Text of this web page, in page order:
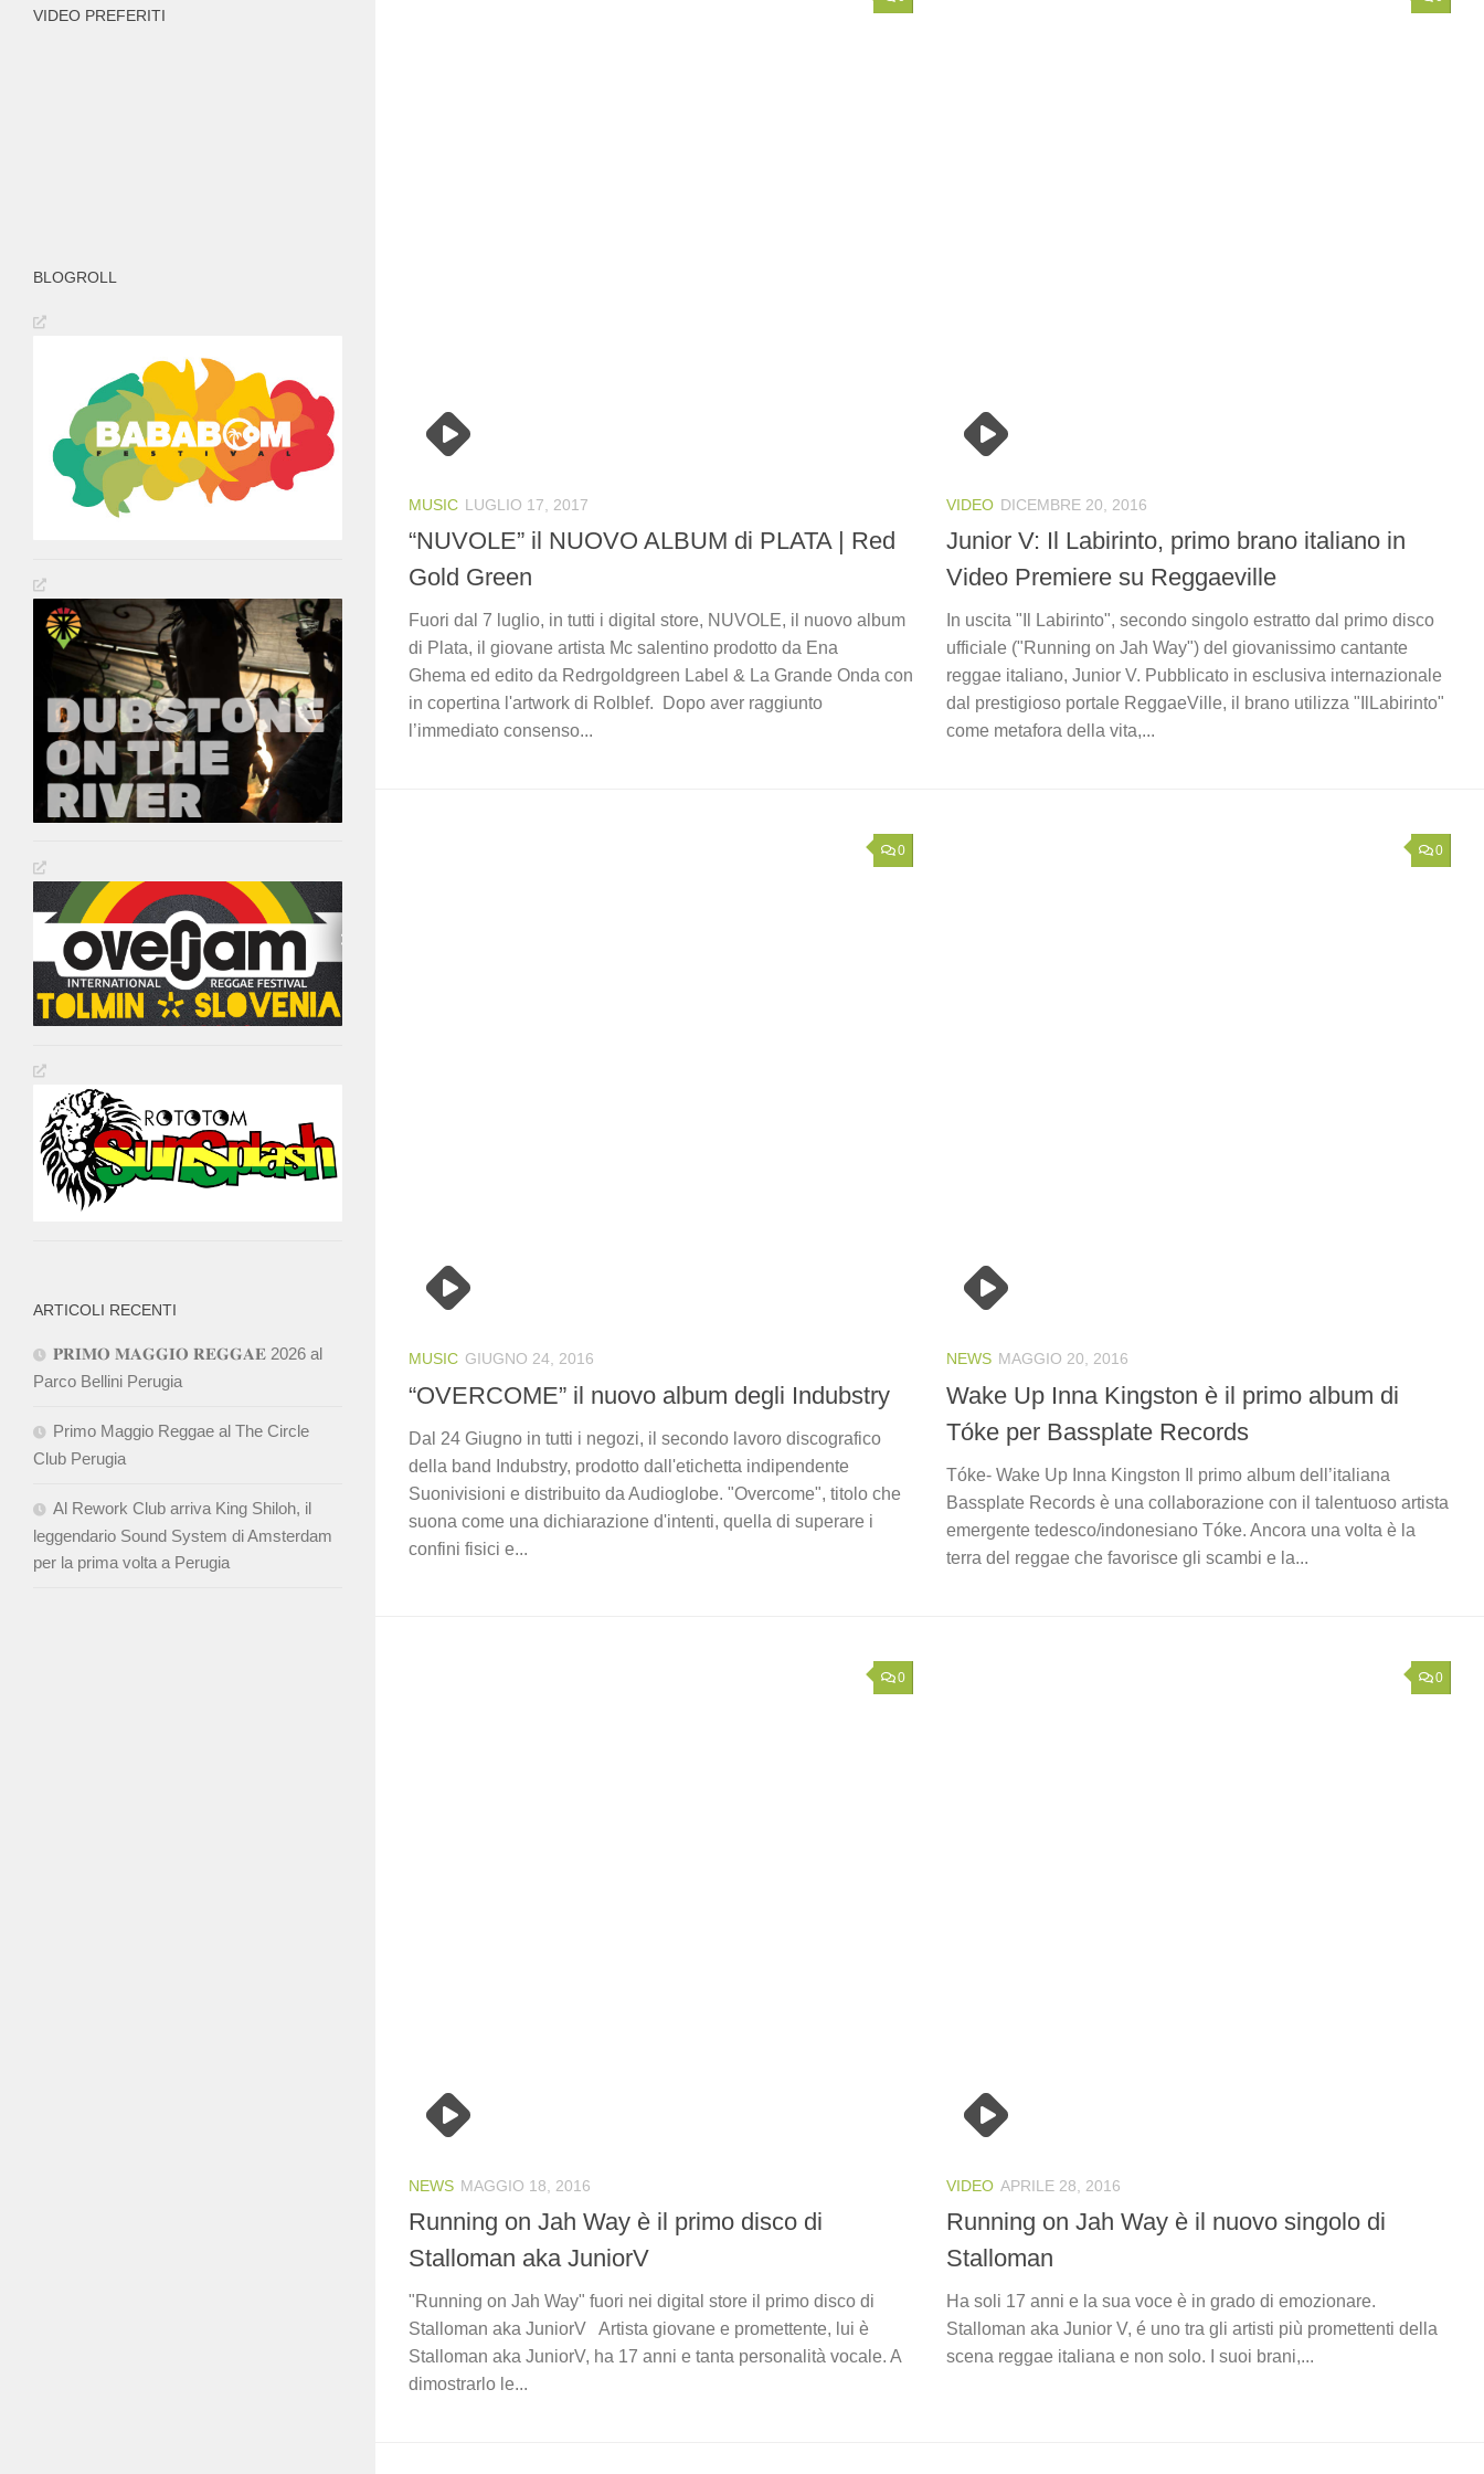
MUSIC LUGLIO 17, 2017
“NUVOLE” il NUOVO ALBUM di PLATA | Red
Gold Green
Fuori dal 7 luglio, in tutti i digital store, NUVOLE, il nuovo album
di Plata, il giovane artista Mc salentino prodotto da Ena
Ghema ed edito da Redrgoldgreen Label & La Grande Onda con
in copertina l'artwork di Rolblef. Dopo aver raggiunto
l’immediato consenso...
VIDEO DICEMBRE 20, 2016
Junior V: Il Labirinto, primo brano italiano in
Video Premiere su Reggaeville
In uscita "Il Labirinto", secondo singolo estratto dal primo disco
ufficiale ("Running on Jah Way") del giovanissimo cantante
reggae italiano, Junior V. Pubblicato in esclusiva internazionale
dal prestigioso portale ReggaeVille, il brano utilizza "IlLabirinto"
come metafora della vita,...
0
MUSIC GIUGNO 24, 2016
“OVERCOME” il nuovo album degli Indubstry
Dal 24 Giugno in tutti i negozi, il secondo lavoro discografico
della band Indubstry, prodotto dall'etichetta indipendente
Suonivisioni e distribuito da Audioglobe. "Overcome", titolo che
suona come una dichiarazione d'intenti, quella di superare i
confini fisici e...
0
NEWS MAGGIO 20, 2016
Wake Up Inna Kingston è il primo album di
Tóke per Bassplate Records
Tóke- Wake Up Inna Kingston Il primo album dell’italiana
Bassplate Records è una collaborazione con il talentuoso artista
emergente tedesco/indonesiano Tóke. Ancora una volta è la
terra del reggae che favorisce gli scambi e la...
0
NEWS MAGGIO 18, 2016
Running on Jah Way è il primo disco di
Stalloman aka JuniorV
"Running on Jah Way" fuori nei digital store il primo disco di
Stalloman aka JuniorV Artista giovane e promettente, lui è
Stalloman aka JuniorV, ha 17 anni e tanta personalità vocale. A
dimostrarlo le...
0
VIDEO APRILE 28, 2016
Running on Jah Way è il nuovo singolo di
Stalloman
Ha soli 17 anni e la sua voce è in grado di emozionare.
Stalloman aka Junior V, é uno tra gli artisti più promettenti della
scena reggae italiana e non solo. I suoi brani,...
VIDEO PREFERITI
BLOGROLL
ARTICOLI RECENTI
𝐏𝐑𝐈𝐌𝐎 𝐌𝐀𝐆𝐆𝐈𝐎 𝐑𝐄𝐆𝐆𝐀𝐄 2026 al
Parco Bellini Perugia
Primo Maggio Reggae al The Circle
Club Perugia
Al Rework Club arriva King Shiloh, il
leggendario Sound System di Amsterdam
per la prima volta a Perugia